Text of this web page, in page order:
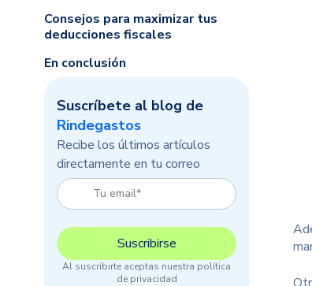
Consejos para maximizar tus
deducciones fiscales
En conclusión
Suscríbete al blog de
Rindegastos
Recibe los últimos artículos
directamente en tu correo
Al suscribirte aceptas nuestra política
de privacidad